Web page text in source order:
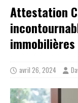
Attestation
immobilières
avril 26, 2024